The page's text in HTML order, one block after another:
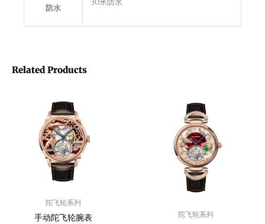
防水
Related Products
陀飞轮系列
手动陀飞轮腕表
陀飞轮系列